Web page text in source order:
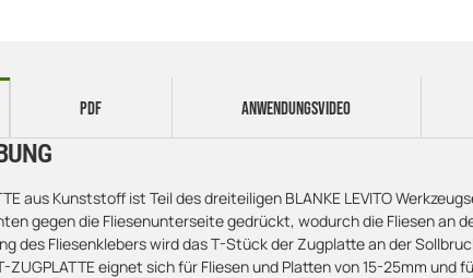
PDF ANWENDUNGSVIDEO
aus Kunststoff ist Teil des dreiteiligen BLANKE LEVITO
gegen die Fliesenunterseite gedrückt, wodurch die Fliesen
des Fliesenklebers wird das T-Stück der Zugplatte an der
ZUGPLATTE eignet sich für Fliesen und Platten von 15-25mm und